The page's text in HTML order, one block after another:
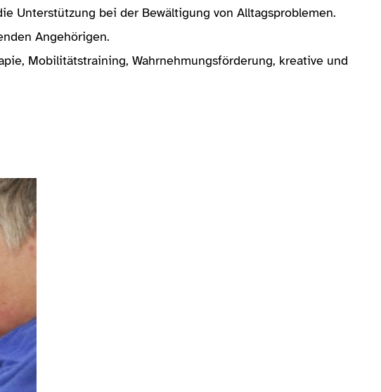
Unterstützung bei der Bewältigung von Alltagsproblemen.
Angehörigen.
Mobilitätstraining, Wahrnehmungsförderung, kreative und